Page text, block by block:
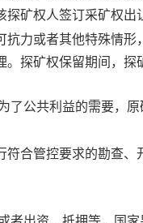
探矿权人签订采矿权出
抗力或者其他特殊情
探矿权保留期间，探
了公共利益的需要，
符合管控要求的勘查